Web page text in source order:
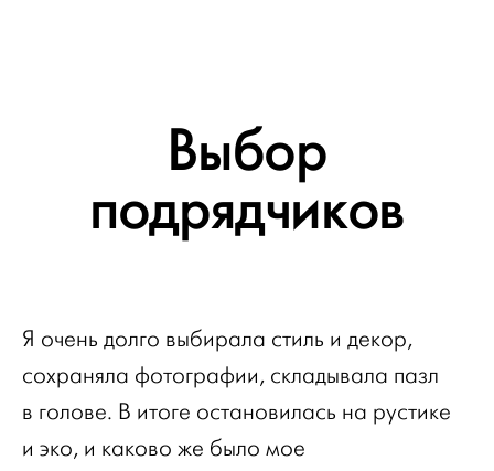
Выбор
подрядчиков
Я очень долго выбирала стиль и декор,
сохраняла фотографии, складывала пазл
в голове. В итоге остановилась на рустике
и эко, и каково же было мое